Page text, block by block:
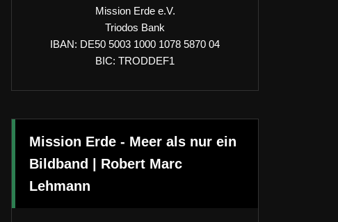
Mission Erde e.V.
Triodos Bank
IBAN: DE50 5003 1000 1078 5870 04
BIC: TRODDEF1
Mission Erde - Meer als nur ein
Bildband | Robert Marc
Lehmann